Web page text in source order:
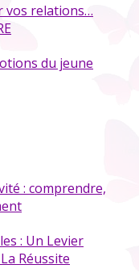
vos relations…
du jeune
: comprendre,
: Un Levier
Réussite